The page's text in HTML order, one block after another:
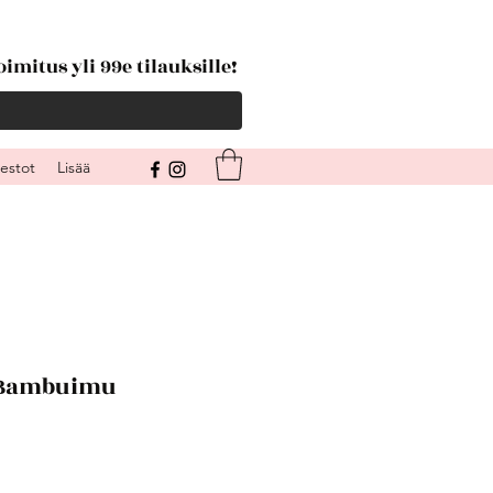
yli 99e tilauksille!
Lisää